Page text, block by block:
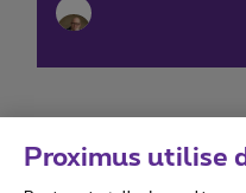
Proximus utilise